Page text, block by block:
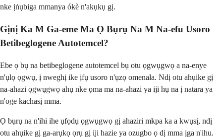
nke ịṅụbiga mmanya ókè n'akụkụ gị.
Gịnị Ka M Ga-eme Ma Ọ Bụrụ Na M Na-efu Usoro
Betibeglogene Autotemcel?
Ebe ọ bụ na betibeglogene autotemcel bụ otu ọgwụgwọ a na-enye
n'ụlọ ọgwụ, ị nweghị ike ịfụ usoro n'ụzọ omenala. Ndị otu ahụike gị
na-ahazi ọgwụgwọ ahụ nke ọma ma na-ahazi ya iji hụ na ị natara ya
n'oge kachasị mma.
Ọ bụrụ na n'ihi ihe ụfọdụ ọgwụgwọ gị ahaziri mkpa ka a kwụsị, ndị
otu ahụike gị ga-arụkọ ọrụ gị iji hazie ya ozugbo ọ dị mma ịga n'ihu.